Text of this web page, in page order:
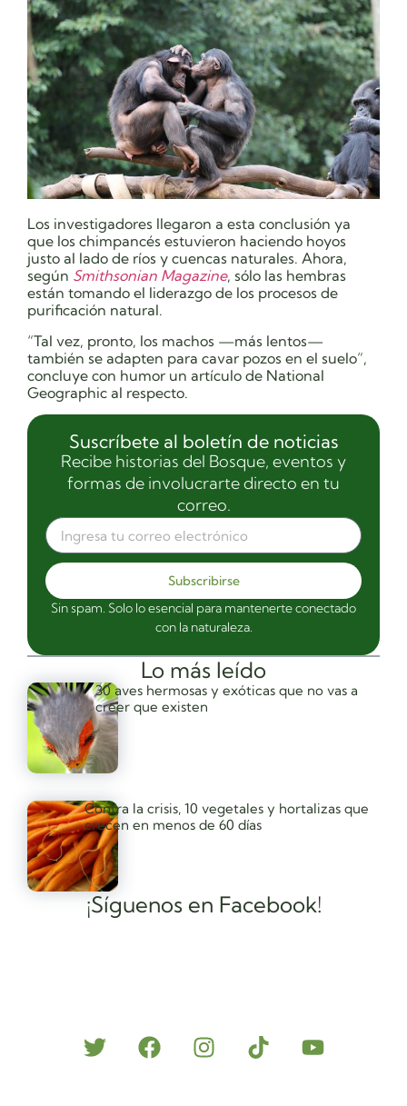
Los investigadores llegaron a esta conclusión ya
que los chimpancés estuvieron haciendo hoyos
justo al lado de ríos y cuencas naturales. Ahora,
según Smithsonian Magazine, sólo las hembras
están tomando el liderazgo de los procesos de
purificación natural.
“Tal vez, pronto, los machos —más lentos—
también se adapten para cavar pozos en el suelo”,
concluye con humor un artículo de National
Geographic al respecto.
¡Síguenos en Facebook!
Lo más leído
30 aves hermosas y exóticas que no vas a
creer que existen
Contra la crisis, 10 vegetales y hortalizas que
crecen en menos de 60 días
Suscríbete al boletín de noticias
Recibe historias del Bosque, eventos y
formas de involucrarte directo en tu
correo.
Subscribirse
Sin spam. Solo lo esencial para mantenerte conectado
con la naturaleza.